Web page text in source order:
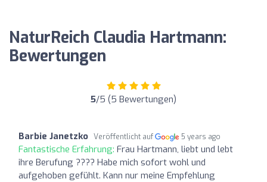
NaturReich Claudia Hartmann:
Bewertungen
5/5 (5 Bewertungen)
Barbie Janetzko Veröffentlicht auf 5 years ago
Fantastische Erfahrung: Frau Hartmann, liebt und lebt
ihre Berufung ???? Habe mich sofort wohl und
aufgehoben gefühlt. Kann nur meine Empfehlung